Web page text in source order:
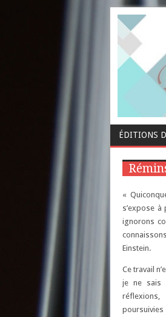
ÉDITIONS
«
s’expose
ignorons
Einstein.
Ce travail
je ne sais